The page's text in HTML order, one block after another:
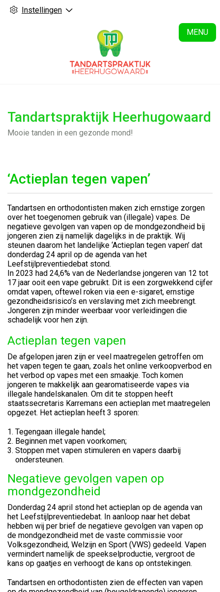
Instellingen
MENU
Tandartspraktijk Heerhugowaard
Mooie tanden in een gezonde mond!
‘Actieplan tegen vapen’
Tandartsen en orthodontisten maken zich ernstige zorgen
over het toegenomen gebruik van (illegale) vapes. De
negatieve gevolgen van vapen op de mondgezondheid bij
jongeren zien zij namelijk dagelijks in de praktijk. Wij
steunen daarom het landelijke ‘Actieplan tegen vapen’ dat
donderdag 24 april op de agenda van het
Leefstijlpreventiedebat stond.
In 2023 had 24,6% van de Nederlandse jongeren van 12 tot
17 jaar ooit een vape gebruikt. Dit is een zorgwekkend cijfer
omdat vapen, oftewel roken via een e-sigaret, ernstige
gezondheidsrisico’s en verslaving met zich meebrengt.
Jongeren zijn minder weerbaar voor verleidingen die
schadelijk voor hen zijn.
Actieplan tegen vapen
De afgelopen jaren zijn er veel maatregelen getroffen om
het vapen tegen te gaan, zoals het online verkoopverbod en
het verbod op vapes met een smaakje. Toch komen
jongeren te makkelijk aan gearomatiseerde vapes via
illegale handelskanalen. Om dit te stoppen heeft
staatssecretaris Karremans een actieplan met maatregelen
opgezet. Het actieplan heeft 3 sporen:
Tegengaan illegale handel;
Beginnen met vapen voorkomen;
Stoppen met vapen stimuleren en vapers daarbij
ondersteunen.
Negatieve gevolgen vapen op
mondgezondheid
Donderdag 24 april stond het actieplan op de agenda van
het Leefstijlpreventiedebat. In aanloop naar het debat
hebben wij per brief de negatieve gevolgen van vapen op
de mondgezondheid met de vaste commissie voor
Volksgezondheid, Welzijn en Sport (VWS) gedeeld. Vapen
vermindert namelijk de speekselproductie, vergroot de
kans op gaatjes en verhoogt de kans op ontstekingen.
Tandartsen en orthodontisten zien de effecten van vapen